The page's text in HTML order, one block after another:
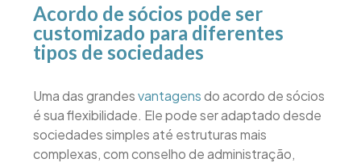
Acordo de sócios pode ser
customizado para diferentes
tipos de sociedades
Uma das grandesvantagensdo acordo de sócios
é sua flexibilidade. Ele pode ser adaptado desde
sociedades simples até estruturas mais
complexas, com conselho de administração,